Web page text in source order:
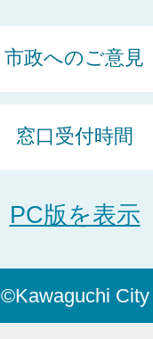
市政へのご意見
窓口受付時間
PC版を表示
©Kawaguchi City